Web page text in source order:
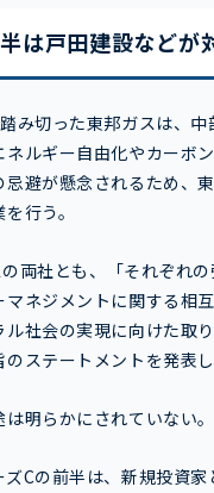
は戸田建設などが
み切った東邦ガスは、中
ルギー自由化やカーボ
忌避が懸念されるため、
行う。
両社とも、「それぞれの
ネジメントに関する相互
社会の実現に向けた取
ステートメントを発表し
明らかにされていない。
Cの前半は、新規投資